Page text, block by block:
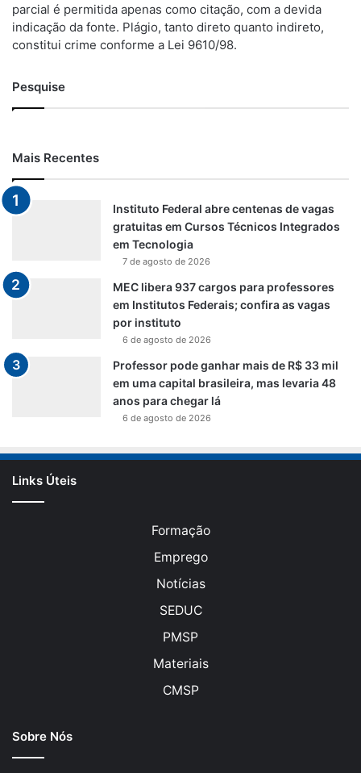
parcial é permitida apenas como citação, com a devida
indicação da fonte. Plágio, tanto direto quanto indireto,
constitui crime conforme a Lei 9610/98.
Pesquise
Mais Recentes
Instituto Federal abre centenas de vagas
gratuitas em Cursos Técnicos Integrados
em Tecnologia
7 de agosto de 2026
MEC libera 937 cargos para professores
em Institutos Federais; confira as vagas
por instituto
6 de agosto de 2026
Professor pode ganhar mais de R$ 33 mil
em uma capital brasileira, mas levaria 48
anos para chegar lá
6 de agosto de 2026
Links Úteis
Formação
Emprego
Notícias
SEDUC
PMSP
Materiais
CMSP
Sobre Nós